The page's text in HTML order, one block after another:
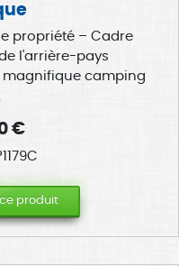
propriété – Cadre
l'arrière-pays
magnifique camping
€
produit